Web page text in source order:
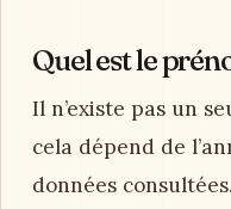
Quel est le
Il n’existe pas un
cela dépend de
données